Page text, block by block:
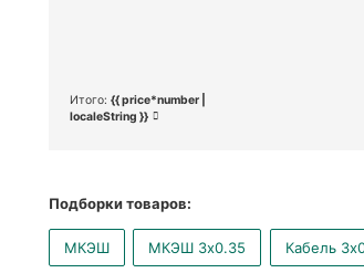
Итого: {{ price*number |
localeString }}
Подборки товаров:
МКЭШ МКЭШ 3x0.35 Кабель